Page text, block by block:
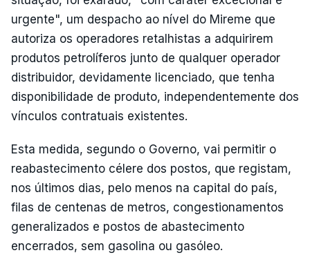
urgente", um despacho ao nível do Mireme que
autoriza os operadores retalhistas a adquirirem
produtos petrolíferos junto de qualquer operador
distribuidor, devidamente licenciado, que tenha
disponibilidade de produto, independentemente dos
vínculos contratuais existentes.
Esta medida, segundo o Governo, vai permitir o
reabastecimento célere dos postos, que registam,
nos últimos dias, pelo menos na capital do país,
filas de centenas de metros, congestionamentos
generalizados e postos de abastecimento
encerrados, sem gasolina ou gasóleo.